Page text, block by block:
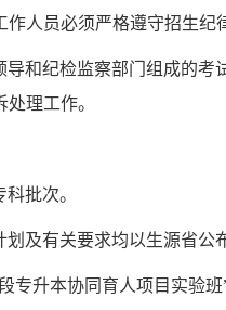
人员必须严格遵守招生纪
导和纪检监察部门组成的
理工作。
批次。
及有关要求均以生源省公
专升本协同育人项目实验